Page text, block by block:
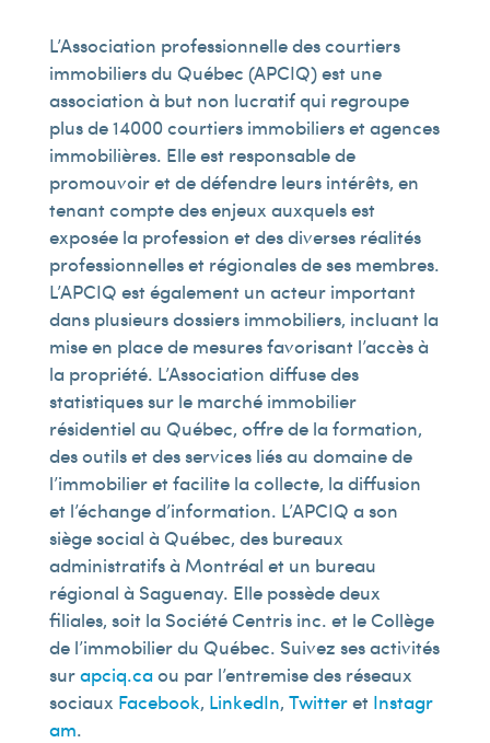
L’Association professionnelle des courtiers
immobiliers du Québec (APCIQ) est une
association à but non lucratif qui regroupe
plus de 14 000 courtiers immobiliers et agences
immobilières. Elle est responsable de
promouvoir et de défendre leurs intérêts, en
tenant compte des enjeux auxquels est
exposée la profession et des diverses réalités
professionnelles et régionales de ses membres.
L’APCIQ est également un acteur important
dans plusieurs dossiers immobiliers, incluant la
mise en place de mesures favorisant l’accès à
la propriété. L’Association diffuse des
statistiques sur le marché immobilier
résidentiel au Québec, offre de la formation,
des outils et des services liés au domaine de
l’immobilier et facilite la collecte, la diffusion
et l’échange d’information. L’APCIQ a son
siège social à Québec, des bureaux
administratifs à Montréal et un bureau
régional à Saguenay. Elle possède deux
filiales, soit la Société Centris inc. et le Collège
de l’immobilier du Québec. Suivez ses activités
surapciq.caou par l’entremise des réseaux
sociaux Facebook, LinkedIn, Twitteret Instagr
am.